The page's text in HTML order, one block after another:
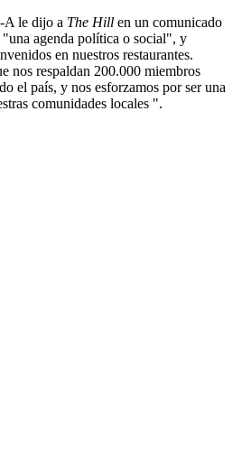
le dijo a The Hill en un comunicado
agenda política o social", y
en nuestros restaurantes.
nos respaldan 200.000 miembros
el país, y nos esforzamos por ser una
comunidades locales ".